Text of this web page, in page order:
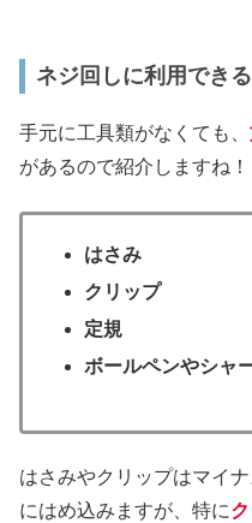
ネジ回しに利用でき
手元に工具類がなくても、
があるので紹介しますね！
はさみ
クリップ
定規
ボールペンやシャ
はさみやクリップはマイ
にはめ込みますが、特に